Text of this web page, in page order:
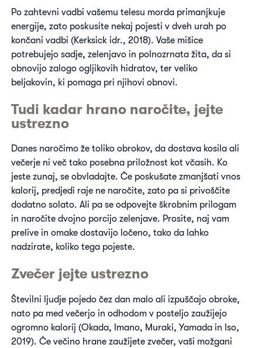
Po zahtevni vadbi vašemu telesu morda primanjkuje
energije, zato poskusite nekaj pojesti v dveh urah po
končani vadbi (Kerksick idr., 2018). Vaše mišice
potrebujejo sadje, zelenjavo in polnozrnata žita, da si
obnovijo zalogo ogljikovih hidratov, ter veliko
beljakovin, ki pomaga pri njihovi obnovi.
Tudi kadar hrano naročite, jejte
ustrezno
Danes naročimo že toliko obrokov, da dostava kosila ali
večerje ni več tako posebna priložnost kot včasih. Ko
jeste zunaj, se obvladajte. Če poskušate zmanjšati vnos
kalorij, predjedi raje ne naročite, zato pa si privoščite
dodatno solato. Ali pa se odpovejte škrobnim prilogam
in naročite dvojno porcijo zelenjave. Prosite, naj vam
prelive in omake dostavijo ločeno, tako da lahko
nadzirate, koliko tega pojeste.
Zvečer jejte ustrezno
Številni ljudje pojedo čez dan malo ali izpuščajo obroke,
nato pa med večerjo in odhodom v posteljo zaužijejo
ogromno kalorij (Okada, Imano, Muraki, Yamada in Iso,
2019). Če večino hrane zaužijete zvečer, vaši možgani